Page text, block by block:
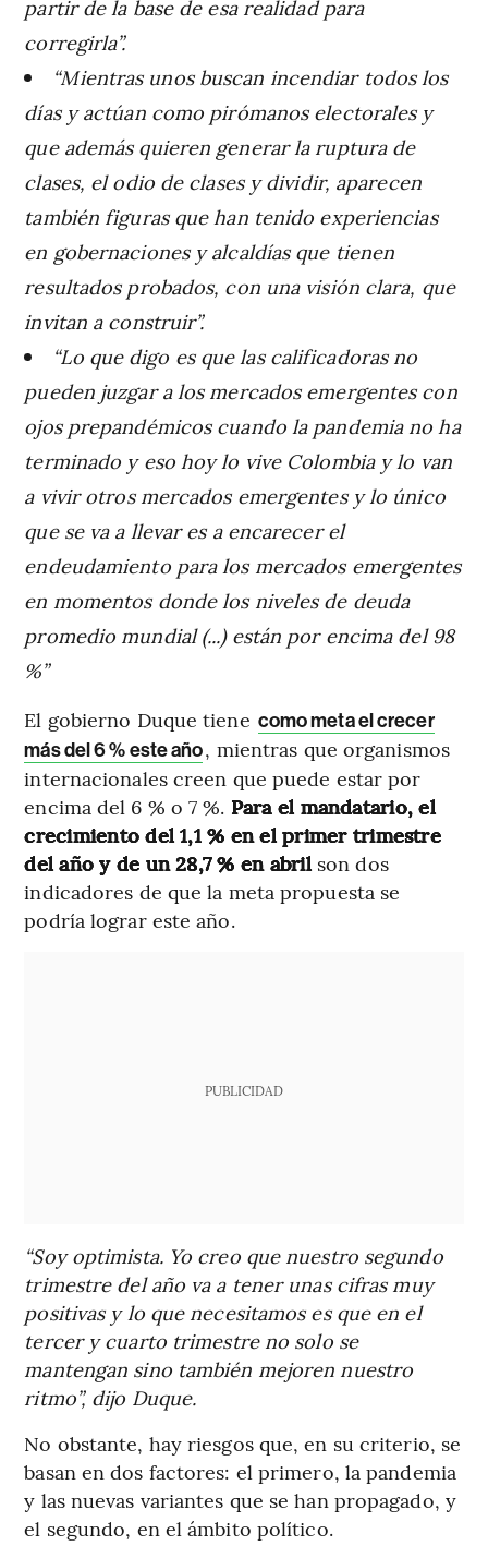
partir de la base de esa realidad para
corregirla”.
“Mientras unos buscan incendiar todos los
días y actúan como pirómanos electorales y
que además quieren generar la ruptura de
clases, el odio de clases y dividir, aparecen
también figuras que han tenido experiencias
en gobernaciones y alcaldías que tienen
resultados probados, con una visión clara, que
invitan a construir”.
“Lo que digo es que las calificadoras no
pueden juzgar a los mercados emergentes con
ojos prepandémicos cuando la pandemia no ha
terminado y eso hoy lo vive Colombia y lo van
a vivir otros mercados emergentes y lo único
que se va a llevar es a encarecer el
endeudamiento para los mercados emergentes
en momentos donde los niveles de deuda
promedio mundial (...) están por encima del 98
%”
El gobierno Duque tiene como meta el crecer
más del 6 % este año, mientras que organismos
internacionales creen que puede estar por
encima del 6 % o 7 %. Para el mandatario, el
crecimiento del 1,1 % en el primer trimestre
del año y de un 28,7 % en abril son dos
indicadores de que la meta propuesta se
podría lograr este año.
PUBLICIDAD
“Soy optimista. Yo creo que nuestro segundo
trimestre del año va a tener unas cifras muy
positivas y lo que necesitamos es que en el
tercer y cuarto trimestre no solo se
mantengan sino también mejoren nuestro
ritmo”, dijo Duque.
No obstante, hay riesgos que, en su criterio, se
basan en dos factores: el primero, la pandemia
y las nuevas variantes que se han propagado, y
el segundo, en el ámbito político.